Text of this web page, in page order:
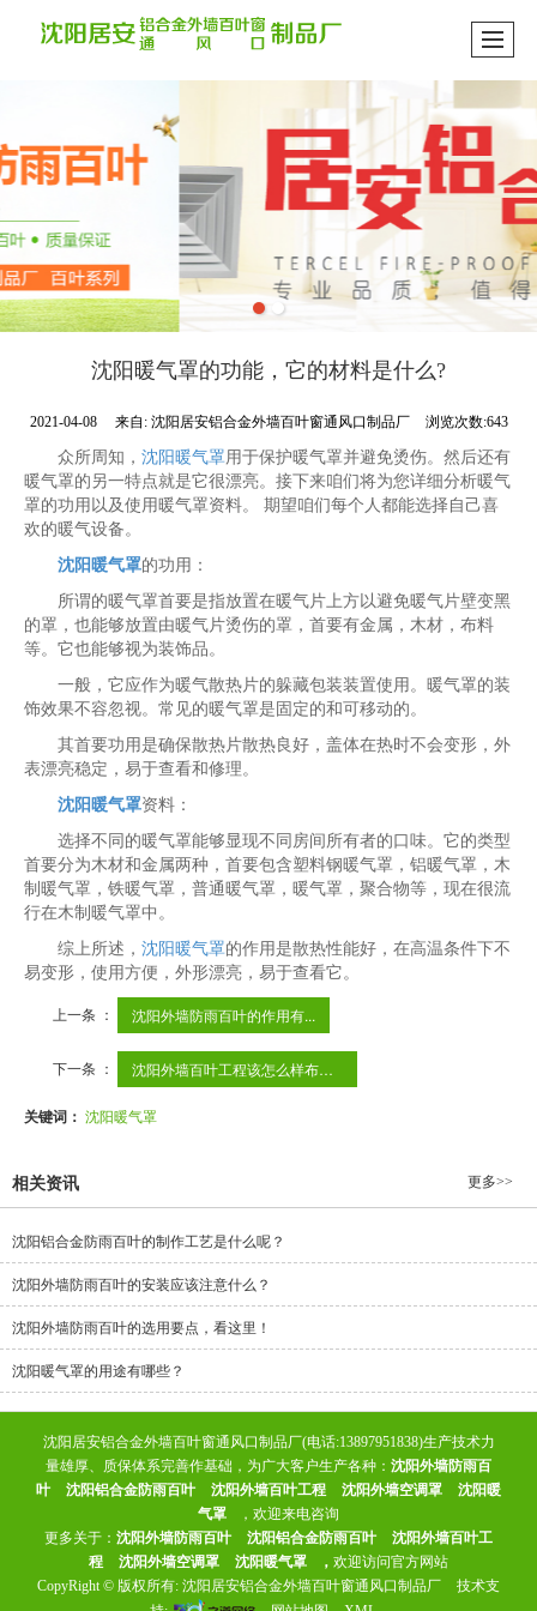
沈阳暖气罩的功能，它的材料是什么?
2021-04-08 来自: 沈阳居安铝合金外墙百叶窗通风口制品厂 浏览次数:643
众所周知， 沈阳暖气罩用于保护暖气罩并避免烫伤。然后还有
暖气罩的另一特点就是它很漂亮。接下来咱们将为您详细分析暖气
罩的功用以及使用暖气罩资料。 期望咱们每个人都能选择自己喜
欢的暖气设备。
沈阳暖气罩的功用：
所谓的暖气罩首要是指放置在暖气片上方以避免暖气片壁变黑
的罩，也能够放置由暖气片烫伤的罩，首要有金属，木材，布料
等。它也能够视为装饰品。
一般，它应作为暖气散热片的躲藏包装装置使用。暖气罩的装
饰效果不容忽视。常见的暖气罩是固定的和可移动的。
其首要功用是确保散热片散热良好，盖体在热时不会变形，外
表漂亮稳定，易于查看和修理。
沈阳暖气罩资料：
选择不同的暖气罩能够显现不同房间所有者的口味。它的类型
首要分为木材和金属两种，首要包含塑料钢暖气罩，铝暖气罩，木
制暖气罩，铁暖气罩，普通暖气罩，暖气罩，聚合物等，现在很流
行在木制暖气罩中。
综上所述， 沈阳暖气罩的作用是散热性能好，在高温条件下不
易变形，使用方便，外形漂亮，易于查看它。
上一条 ： 沈阳外墙防雨百叶的作用有...
下一条 ： 沈阳外墙百叶工程该怎么样布置？
关键词： 沈阳暖气罩
相关资讯 更多>>
沈阳铝合金防雨百叶的制作工艺是什么呢？
沈阳外墙防雨百叶​的安装应该注意什么？
沈阳外墙防雨百叶的选用要点，看这里！
沈阳暖气罩的用途有哪些？
沈阳居安铝合金外墙百叶窗通风口制品厂(电话:13897951838)生产技术力
量雄厚、质保体系完善作基础，为广大客户生产各种： 沈阳外墙防雨百
叶
沈阳铝合金防雨百叶 沈阳外墙百叶工程 沈阳外墙空调罩
沈阳暖
气罩
，欢迎来电咨询
更多关于： 沈阳外墙防雨百叶 沈阳铝合金防雨百叶
沈阳外墙百叶工
程
沈阳外墙空调罩 沈阳暖气罩 ， 欢迎访问官方网站
CopyRight © 版权所有: 沈阳居安铝合金外墙百叶窗通风口制品厂
技术支